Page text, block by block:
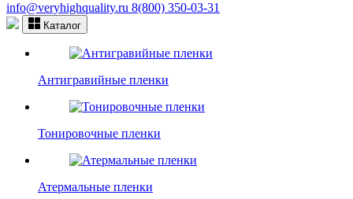
info@veryhighquality.ru 8(800) 350-03-31
Каталог
Антигравийные пленки
Тонировочные пленки
Атермальные пленки